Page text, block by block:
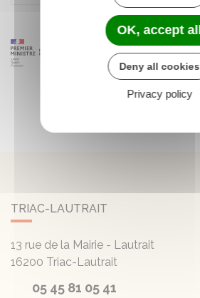
TRIAC-LAUTRAIT
13 rue de la Mairie - Lautrait
16200 Triac-Lautrait
05 45 81 05 41
OK, accept all
Deny all cookies
Privacy policy